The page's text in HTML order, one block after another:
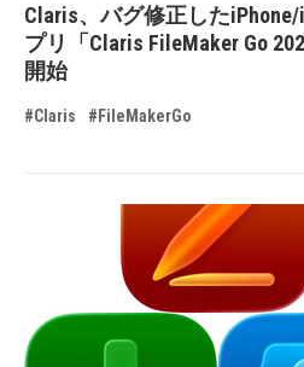
Claris、バグ修正した
プリ「Claris FileMaker Go
開始
#Claris #FileMakerGo